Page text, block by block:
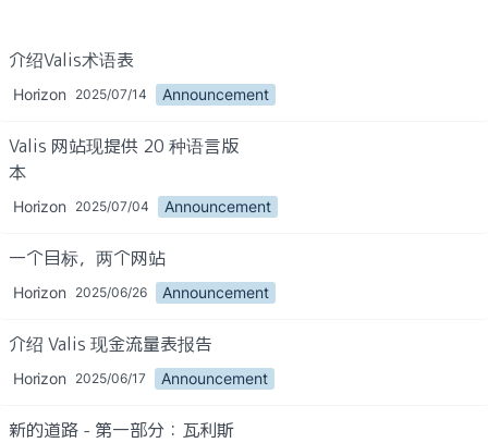
提案
规格
指南
产品
工程
介绍Valis术语表
Horizon 2025/07/14 Announcement
Valis 网站现提供 20 种语言版
本
Horizon 2025/07/04 Announcement
一个目标，两个网站
Horizon 2025/06/26 Announcement
介绍 Valis 现金流量表报告
Horizon 2025/06/17 Announcement
新的道路 - 第一部分：瓦利斯